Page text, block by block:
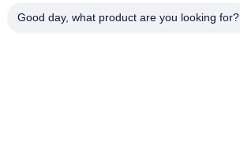
Rumah
Produk
Good day, what product are you looking for?